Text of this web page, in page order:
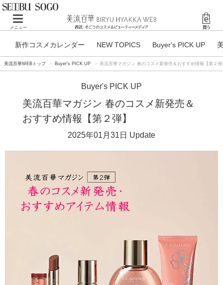
Toggle
navigation
メニュー
新作コスメカレンダー NEW TOPICS Buyer's PICK UP
美流百華WEBトップ Buyer's PICK UP 美流百華マガジン 春のコスメ新発売＆おすすめ情報【第２弾
Buyer's PICK UP
美流百華マガジン 春のコスメ新発売＆
おすすめ情報【第２弾】
2025年01月31日 Update